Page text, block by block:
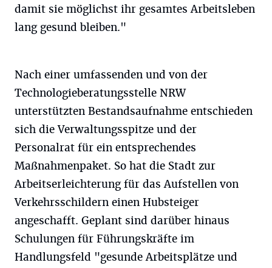
damit sie möglichst ihr gesamtes Arbeitsleben
lang gesund bleiben."
Nach einer umfassenden und von der
Technologieberatungsstelle NRW
unterstützten Bestandsaufnahme entschieden
sich die Verwaltungsspitze und der
Personalrat für ein entsprechendes
Maßnahmenpaket. So hat die Stadt zur
Arbeitserleichterung für das Aufstellen von
Verkehrsschildern einen Hubsteiger
angeschafft. Geplant sind darüber hinaus
Schulungen für Führungskräfte im
Handlungsfeld "gesunde Arbeitsplätze und